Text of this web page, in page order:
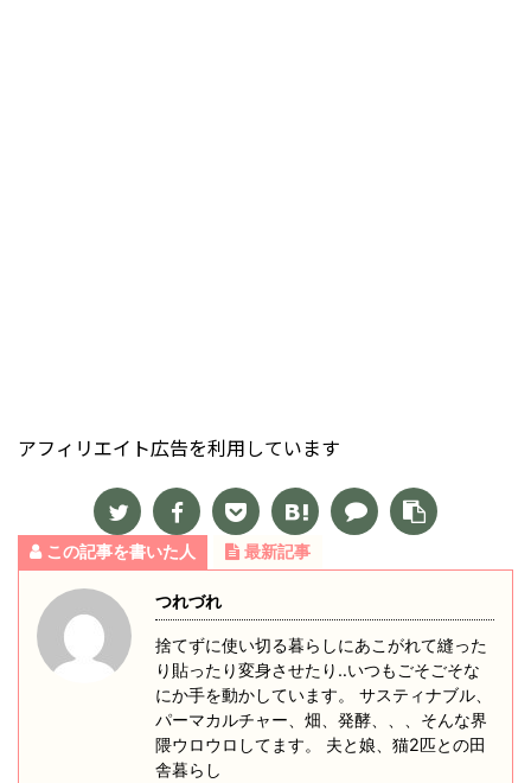
アフィリエイト広告を利用しています
この記事を書いた人 最新記事
つれづれ
捨てずに使い切る暮らしにあこがれて縫った
り貼ったり変身させたり‥いつもごそごそな
にか手を動かしています。 サスティナブル、
パーマカルチャー、畑、発酵、、、そんな界
隈ウロウロしてます。 夫と娘、猫2匹との田
舎暮らし